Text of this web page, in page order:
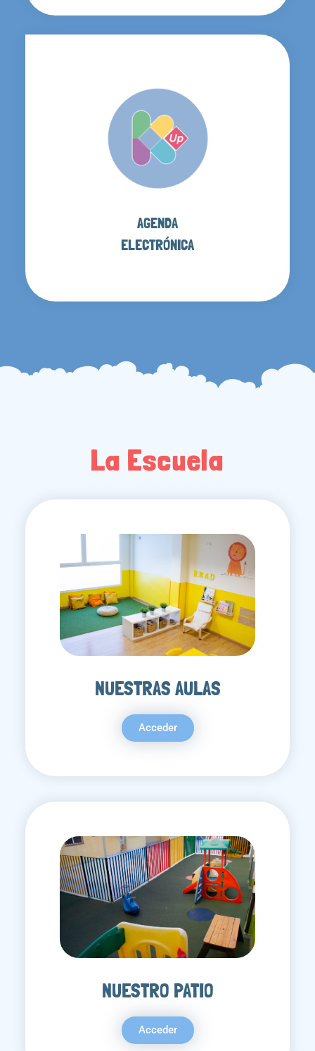
AGENDA
ELECTRÓNICA
La Escuela
NUESTRAS AULAS
Acceder
NUESTRO PATIO
Acceder